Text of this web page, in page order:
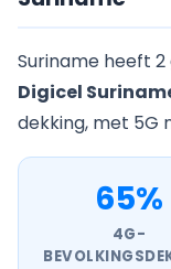
Suriname heeft
Digicel
dekking, met 5G
65%
4G-